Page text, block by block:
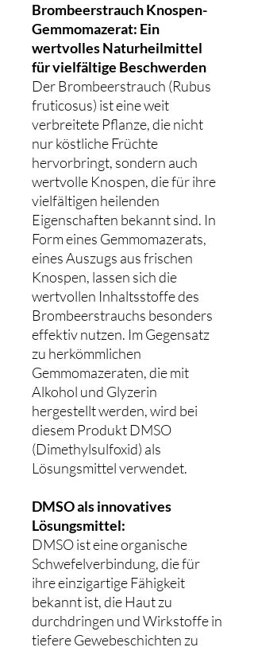
Brombeerstrauch Knospen-
Gemmomazerat: Ein
wertvolles Naturheilmittel
für vielfältige Beschwerden
Der Brombeerstrauch (Rubus
fruticosus) ist eine weit
verbreitete Pflanze, die nicht
nur köstliche Früchte
hervorbringt, sondern auch
wertvolle Knospen, die für ihre
vielfältigen heilenden
Eigenschaften bekannt sind. In
Form eines Gemmomazerats,
eines Auszugs aus frischen
Knospen, lassen sich die
wertvollen Inhaltsstoffe des
Brombeerstrauchs besonders
effektiv nutzen. Im Gegensatz
zu herkömmlichen
Gemmomazeraten, die mit
Alkohol und Glyzerin
hergestellt werden, wird bei
diesem Produkt DMSO
(Dimethylsulfoxid) als
Lösungsmittel verwendet.
DMSO als innovatives
Lösungsmittel:
DMSO ist eine organische
Schwefelverbindung, die für
ihre einzigartige Fähigkeit
bekannt ist, die Haut zu
durchdringen und Wirkstoffe in
tiefere Gewebeschichten zu